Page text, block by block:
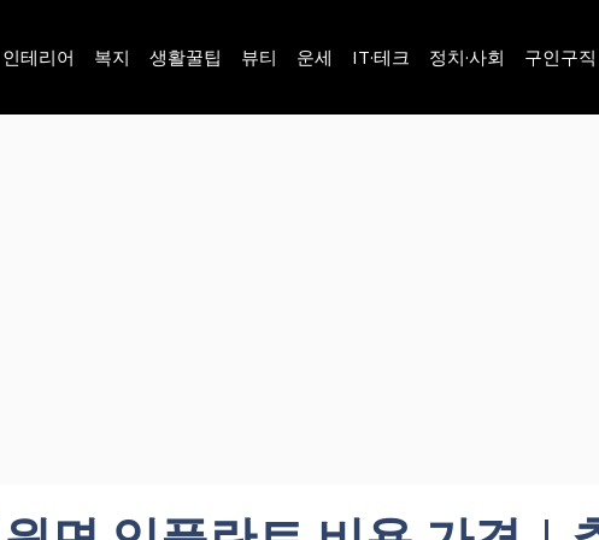
인테리어 복지 생활꿀팁 뷰티 운세 IT·테크 정치·사회 구인구직